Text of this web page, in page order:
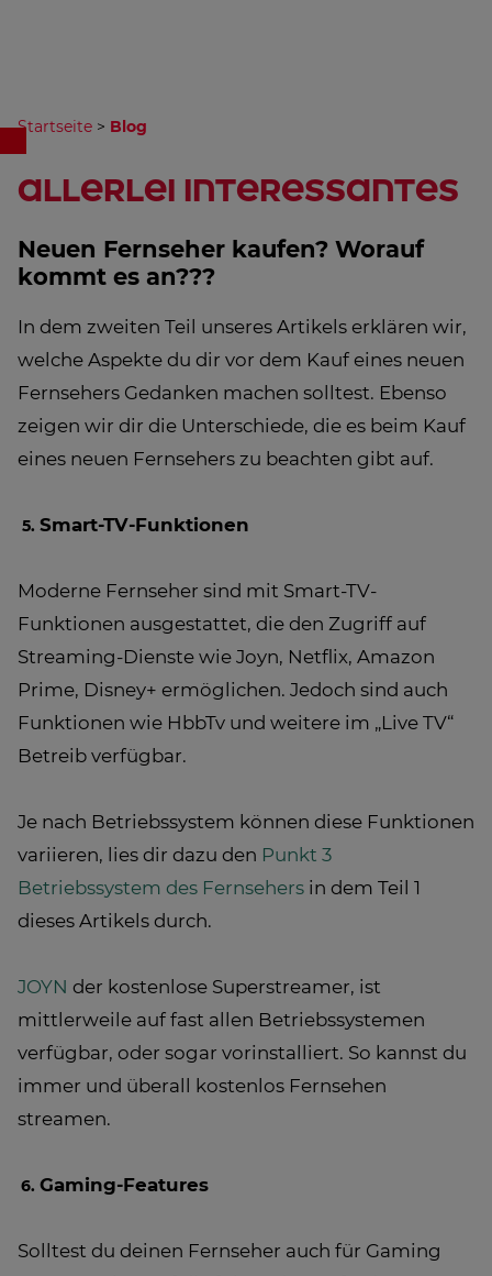
Startseite > Blog
allerlei Interessantes
Neuen Fernseher kaufen? Worauf
kommt es an???
In dem zweiten Teil unseres Artikels erklären wir,
welche Aspekte du dir vor dem Kauf eines neuen
Fernsehers Gedanken machen solltest. Ebenso
zeigen wir dir die Unterschiede, die es beim Kauf
eines neuen Fernsehers zu beachten gibt auf.
Smart-TV-Funktionen
Moderne Fernseher sind mit Smart-TV-
Funktionen ausgestattet, die den Zugriff auf
Streaming-Dienste wie Joyn, Netflix, Amazon
Prime, Disney+ ermöglichen. Jedoch sind auch
Funktionen wie HbbTv und weitere im „Live TV“
Betreib verfügbar.
Je nach Betriebssystem können diese Funktionen
variieren, lies dir dazu den Punkt 3
Betriebssystem des Fernsehers in dem Teil 1
dieses Artikels durch.
JOYN der kostenlose Superstreamer, ist
mittlerweile auf fast allen Betriebssystemen
verfügbar, oder sogar vorinstalliert. So kannst du
immer und überall kostenlos Fernsehen
streamen.
Gaming-Features
Solltest du deinen Fernseher auch für Gaming